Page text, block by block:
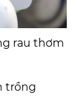
rau thơm
trồng